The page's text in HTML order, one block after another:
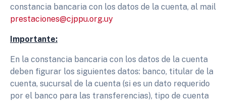
constancia bancaria con los datos de la cuenta, al mail
prestaciones@cjppu.org.uy
Importante:
En la constancia bancaria con los datos de la cuenta
deben figurar los siguientes datos: banco, titular de la
cuenta, sucursal de la cuenta (si es un dato requerido
por el banco para las transferencias), tipo de cuenta